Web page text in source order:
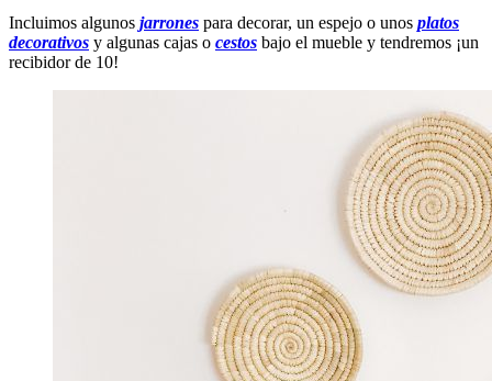
Incluimos algunos jarrones para decorar, un espejo o unos platos
decorativos y algunas cajas o cestos bajo el mueble y tendremos ¡un
recibidor de 10!